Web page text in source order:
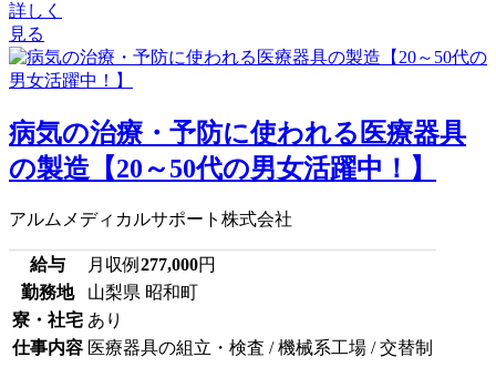
詳しく
見る
病気の治療・予防に使われる医療器具
の製造【20～50代の男女活躍中！】
アルムメディカルサポート株式会社
給与 月収例 277,000円
勤務地
山梨県 昭和町
寮・社宅 あり
仕事内容 医療器具の組立・検査 / 機械系工場 / 交替制